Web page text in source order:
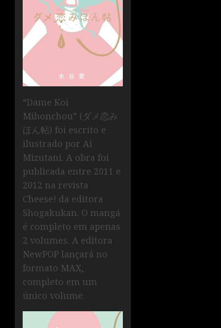
“Dame Koi
Mihonchou” (ダメ恋み
ほん帖) foi escrito e
ilustrado por Ai
Mizutani. A obra foi
publicada entre 2011 e
2012 na revista
Cheese! da editora
Shogakukan. O mangá
é completo em apenas
2 volumes. A editora
NewPOP lançará no
formato MAX,
completo em um
único volume.